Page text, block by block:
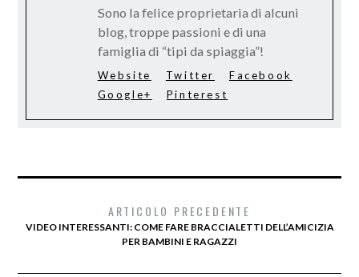
Sono la felice proprietaria di alcuni
blog, troppe passioni e di una
famiglia di “tipi da spiaggia”!
Website Twitter
Facebook
Google+
Pinterest
ARTICOLO PRECEDENTE
VIDEO INTERESSANTI: COME FARE BRACCIALETTI DELL’AMICIZIA
PER BAMBINI E RAGAZZI